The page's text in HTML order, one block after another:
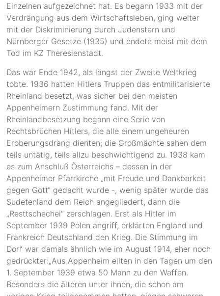
Einzelnen aufgezeichnet hat. Es begann 1933 mit der
Verdrängung aus dem Wirtschaftsleben, ging weiter
mit der Diskriminierung durch Judenstern und
Nürnberger Gesetze (1935) und endete meist mit dem
Tod im KZ Theresienstadt.
Das war Ende 1942, als längst der Zweite Weltkrieg
tobte. 1936 hatten Hitlers Truppen das entmilitarisierte
Rheinland besetzt, was sicher bei den meisten
Appenheimern Zustimmung fand. Mit der
Rheinlandbesetzung begann eine Serie von
Rechtsbrüchen Hitlers, die alle einem ungeheuren
Eroberungsdrang dienten; die Großmächte sahen dem
teils untätig, teils allzu beschwichtigend zu. 1938 kam
es zum Anschluß Österreichs – dessen in der
Appenheimer Pfarrkirche „mit Freude und Dankbarkeit
gegen Gott“ gedacht wurde -, wenig später wurde das
Sudetenland dem Reich angegliedert, dann die
„Resttschechei“ zerschlagen. Erst als Hitler im
September 1939 Polen angriff, erklärten England und
Frankreich Deutschland den Krieg. Die Stimmung im
Dorf war damals ähnlich wie im August 1914, eher noch
gedrückter:„Aus Appenheim eilten in den Tagen um den
1. September 1939 etwa 50 Mann zu den Waffen.
Besonders die älteren unter ihnen, die schon am